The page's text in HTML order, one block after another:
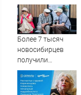
огневые группы
(ФОТО)
Более 7 тысяч
новосибирцев
получили
прибавку к
пенсии от СФР